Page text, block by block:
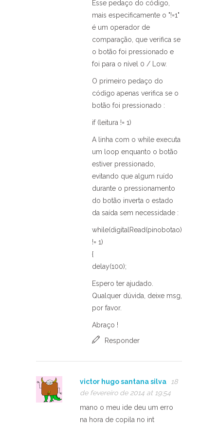
Esse pedaço do código,
mais especificamente o "!=1"
é um operador de
comparação, que verifica se
o botão foi pressionado e
foi para o nível 0 / Low.
O primeiro pedaço do
código apenas verifica se o
botão foi pressionado :
if (leitura != 1)
A linha com o while executa
um loop enquanto o botão
estiver pressionado,
evitando que algum ruído
durante o pressionamento
do botão inverta o estado
da saída sem necessidade :
while(digitalRead(pinobotao)
!= 1)
{
delay(100);
Espero ter ajudado.
Qualquer dúvida, deixe msg,
por favor.
Abraço !
Responder
victor hugo santana silva
18
de fevereiro de 2014 at 19:54
mano o meu ide deu um erro
na hora de copila no int